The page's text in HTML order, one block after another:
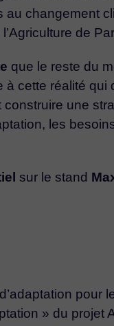
changement
de
que le reste du
cette réalité
une
les
sur le stand
» du projet